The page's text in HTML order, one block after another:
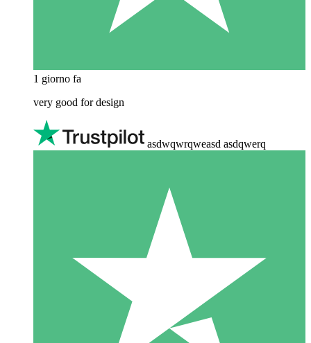
1 giorno fa
very good for design
asdwqwrqweasd asdqwerq